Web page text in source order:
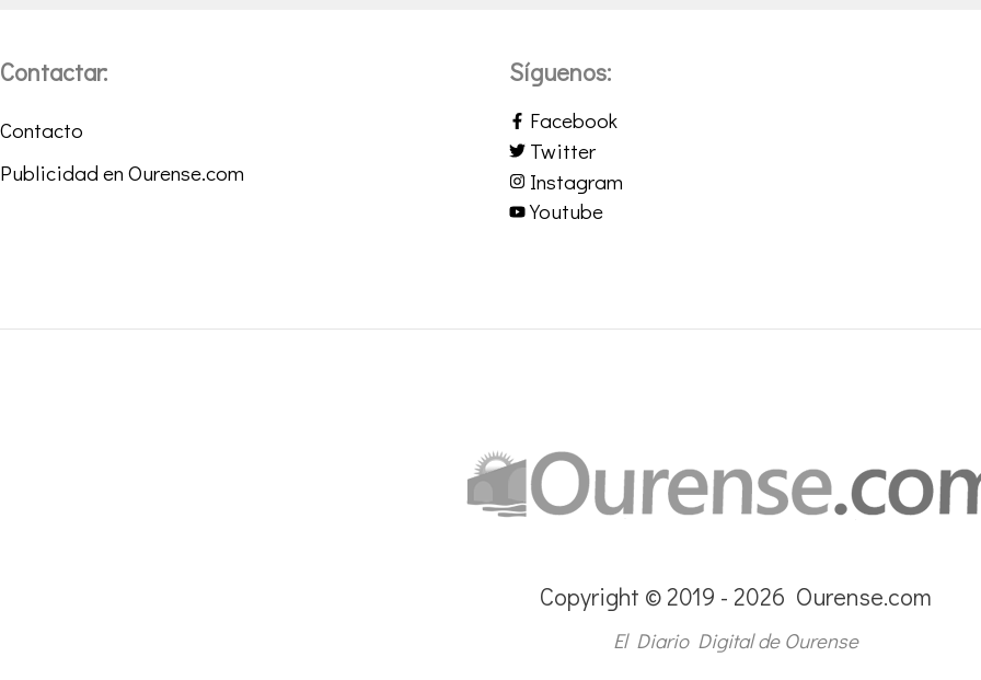
Contactar:
Contacto
Publicidad en Ourense.com
Síguenos:
Facebook
Twitter
Instagram
Youtube
Copyright © 2019 - 2026 Ourense.com
El Diario Digital de Ourense